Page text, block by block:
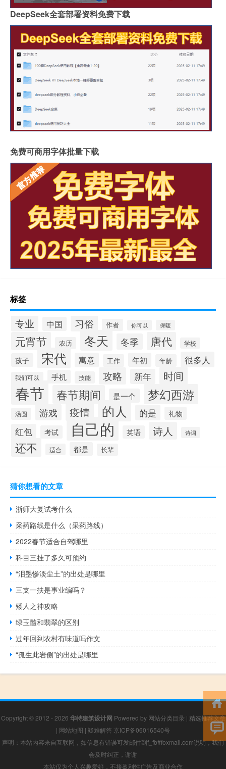
DeepSeek全套部署资料免费下载
免费可商用字体批量下载
标签
专业 中国 习俗 作者 你可以 保暖
元宵节 农历 冬天 冬季 唐代 学校
孩子 宋代 寓意 工作 年初 年龄 很多人
我们可以 手机 技能 攻略 新年 时间
春节 春节期间 是一个 梦幻西游
汤圆 游戏 疫情 的人 的是 礼物
红包 考试 自己的 英语 诗人 诗词
还不 适合 都是 长辈
猜你想看的文章
浙师大复试考什么
采药路线是什么（采药路线）
2022春节适合自驾哪里
科目三挂了多久可预约
“泪墨惨淡尘土”的出处是哪里
三支一扶是事业编吗？
矮人之神攻略
绿玉髓和翡翠的区别
过年回到农村有味道吗作文
“孤生此岩侧”的出处是哪里
Copyright © 2012 - 2026 华特建筑设计网 Powered by 网站分类目录 | 精选推荐文章
| 网站地图 | 疑难解答 京ICP备06016540号
声明：本站内容来自互联网，如信息有错误可发邮件到f_fb#foxmail.com说明，我们
会及时纠正，谢谢
本站仅为个人兴趣爱好，不接盈利性广告及商业合作